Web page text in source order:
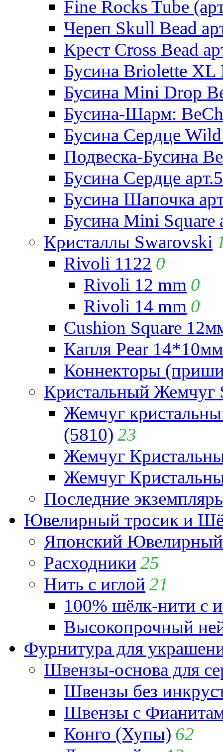
Fine Rocks Tube
Череп Skull Bead
Крест Cross Bead
Бусина Briolette XL
Бусина Mini Drop
Бусина-Шарм:
Бусина Сердце
Подвеска-Бусина
Бусина Сердце
Бусина Шапочка
Бусина Mini Square
Кристаллы Swarovski
Rivoli 1122 0
Rivoli 12 mm 0
Rivoli 14 mm 0
Cushion Square
Капля Pear
Коннекторы
Кристальный Жемчуг
Жемчуг
(5810) 23
Жемчуг
Жемчуг
Последние
Ювелирный тросик и
Японский
Расходники 25
Нить с иглой 21
100% шёлк-нити с
Высокопрочный
Фурнитура для
Швензы-основа для
Швензы без
Швензы с
Конго (Хупы) 62